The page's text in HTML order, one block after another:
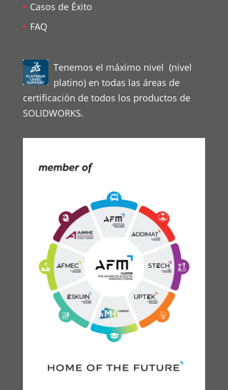
Casos de Éxito
FAQ
Tenemos el máximo nivel (nivel
platino) en todas las áreas de
certificación de todos los productos de
SOLIDWORKS.